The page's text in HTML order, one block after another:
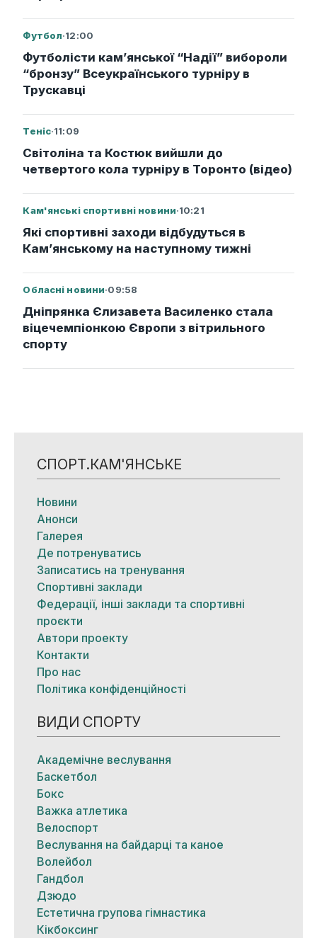
Футбол·12:00
Футболісти кам’янської “Надії” вибороли
“бронзу” Всеукраїнського турніру в
Трускавці
Теніс·11:09
Світоліна та Костюк вийшли до
четвертого кола турніру в Торонто (відео)
Кам'янські спортивні новини·10:21
Які спортивні заходи відбудуться в
Кам’янському на наступному тижні
Обласні новини·09:58
Дніпрянка Єлизавета Василенко стала
віцечемпіонкою Європи з вітрильного
спорту
СПОРТ.КАМ'ЯНСЬКЕ
Новини
Анонси
Галерея
Де потренуватись
Записатись на тренування
Спортивні заклади
Федерації, інші заклади та спортивні
проєкти
Автори проекту
Контакти
Про нас
Політика конфіденційності
ВИДИ СПОРТУ
Академічне веслування
Баскетбол
Бокс
Важка атлетика
Велоспорт
Веслування на байдарці та каное
Волейбол
Гандбол
Дзюдо
Естетична групова гімнастика
Кікбоксинг